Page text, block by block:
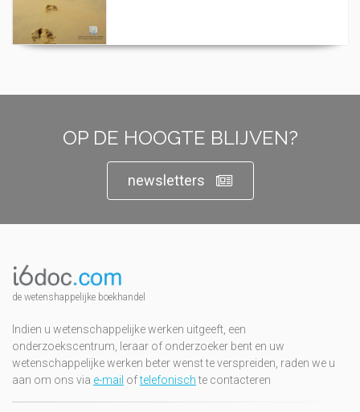
OP DE HOOGTE BLIJVEN?
newsletters
de wetenshappelijke boekhandel
Indien u wetenschappelijke werken uitgeeft, een
onderzoekscentrum, leraar of onderzoeker bent en uw
wetenschappelijke werken beter wenst te verspreiden, raden we u
aan om ons via e-mail oftelefonischte contacteren